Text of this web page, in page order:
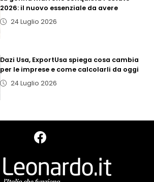
2026: il nuovo essenziale da avere
24 Luglio 2026
Dazi Usa, ExportUsa spiega cosa cambia
per le imprese e come calcolarli da oggi
24 Luglio 2026